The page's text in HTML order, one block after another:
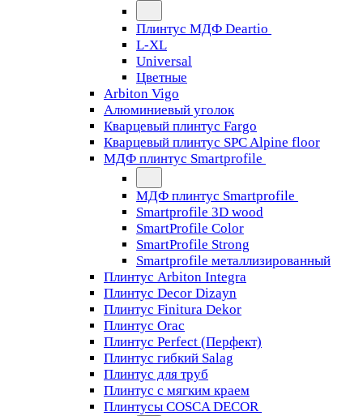
Плинтус МДФ Deartio
L-XL
Universal
Цветные
Arbiton Vigo
Алюминиевый уголок
Кварцевый плинтус Fargo
Кварцевый плинтус SPC Alpine floor
МДФ плинтус Smartprofile
МДФ плинтус Smartprofile
Smartprofile 3D wood
SmartProfile Color
SmartProfile Strong
Smartprofile металлизированный
Плинтус Arbiton Integra
Плинтус Decor Dizayn
Плинтус Finitura Dekor
Плинтус Orac
Плинтус Perfect (Перфект)
Плинтус гибкий Salag
Плинтус для труб
Плинтус с мягким краем
Плинтусы COSCA DECOR